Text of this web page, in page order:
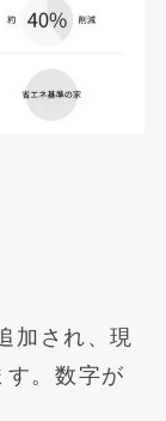
加され、現
す。数字が